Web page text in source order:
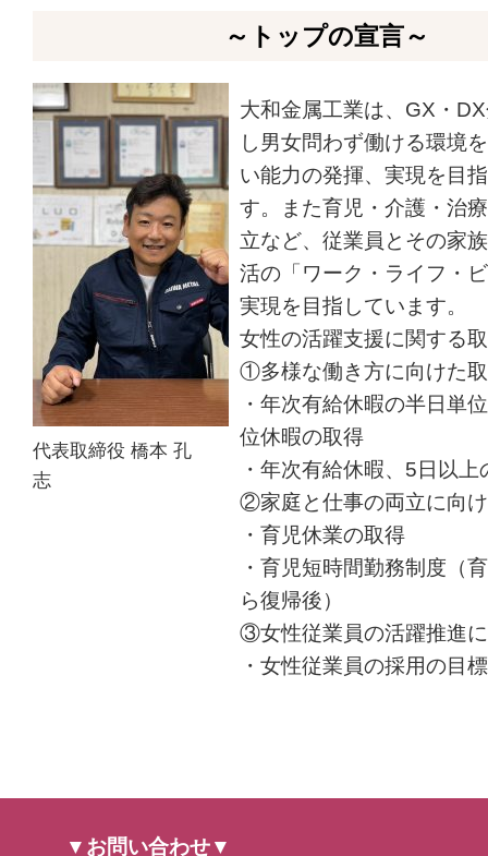
～トップの宣言～
代表取締役 橋本 孔
志
大和金属工業は、GX・
し男女問わず働ける環境
い能力の発揮、実現を目
す。また育児・介護・治
立など、従業員とその家
活の「ワーク・ライフ・
実現を目指しています。
女性の活躍支援に関する
①多様な働き方に向けた
・年次有給休暇の半日単
位休暇の取得
・年次有給休暇、5日以上
②家庭と仕事の両立に向
・育児休業の取得
・育児短時間勤務制度（
ら復帰後）
③女性従業員の活躍推進
・女性従業員の採用の目
▼お問い合わせ▼